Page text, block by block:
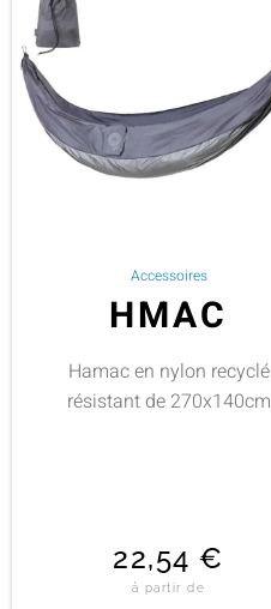
Accessoires
HMAC
Hamac en nylon recyclé
résistant de 270x140cm
22,54 €
à partir de